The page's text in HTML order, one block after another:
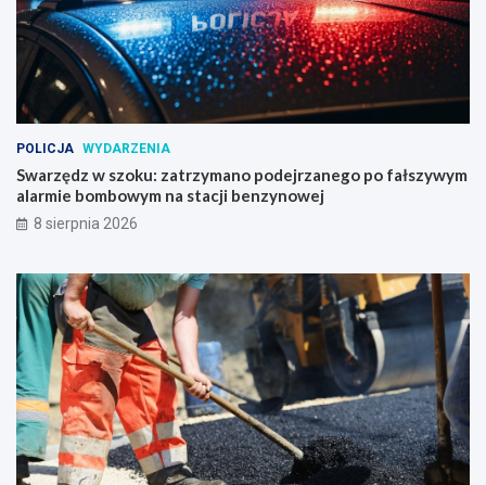
POLICJA WYDARZENIA
Swarzędz w szoku: zatrzymano podejrzanego po fałszywym
alarmie bombowym na stacji benzynowej
8 sierpnia 2026